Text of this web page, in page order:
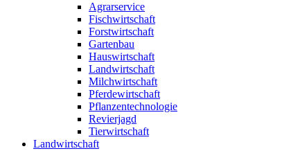
Agrarservice
Fischwirtschaft
Forstwirtschaft
Gartenbau
Hauswirtschaft
Landwirtschaft
Milchwirtschaft
Pferdewirtschaft
Pflanzentechnologie
Revierjagd
Tierwirtschaft
Landwirtschaft